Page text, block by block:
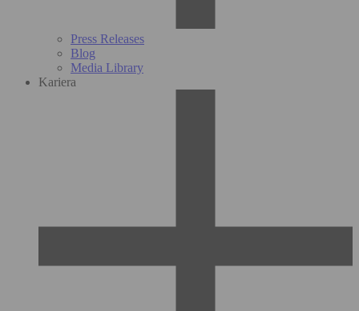
Press Releases
Blog
Media Library
Kariera